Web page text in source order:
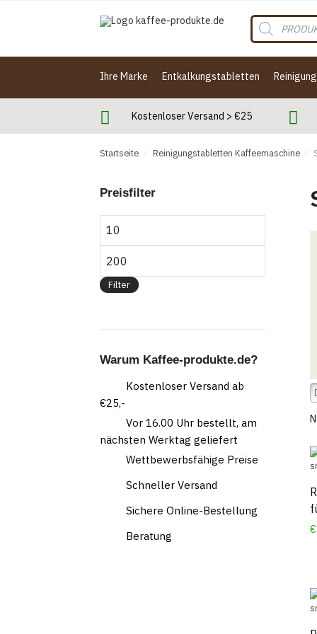
Products
search
Ihre Marke Entkalkungstabletten
Kostenloser Versand > €25
Startseite / Reinigungstabletten Kaffeemaschine /
€
Preisfilter
Min.
Preis
Max.
Preis
Filter
Warum Kaffee-produkte.de?
Kostenloser Versand ab
€25,-
Vor 16.00 Uhr bestellt, am
nächsten Werktag geliefert
Wettbewerbsfähige Preise
Schneller Versand
Sichere Online-Bestellung
Beratung